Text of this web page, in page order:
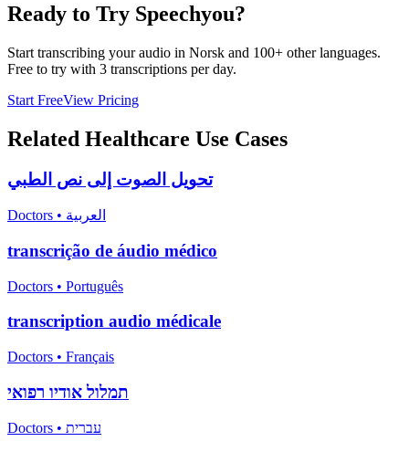
Ready to Try Speechyou?
Start transcribing your audio in Norsk and 100+ other languages.
Free to try with 3 transcriptions per day.
Start FreeView Pricing
Related Healthcare Use Cases
تحويل الصوت إلى نص الطبي
Doctors • العربية
transcrição de áudio médico
Doctors • Português
transcription audio médicale
Doctors • Français
תמלול אודיו רפואי
Doctors • עברית